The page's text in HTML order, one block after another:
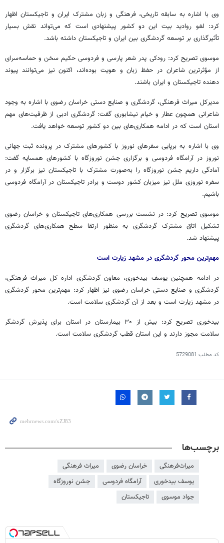
وی با اشاره به سابقه تاریخی، فرهنگی و زبان مشترک ایران و تاجیکستان اظهار
کرد: لغو روادید بیت این دو کشور پیشنهادی است که می‌تواند نقش بسیار
تأثیرگذاری بر توسعه گردشگری بین ایران و تاجیکستان داشته باشد.
موسوی تصریح کرد: رودکی پدر شعر پارسی و فردوسی حکیم سخن و حماسه‌سرای
از مؤثرترین شاعران در حفظ زبان و هویت بوده‌اند، اکنون نیز می‌توانند پیوند
دهنده تاجیکستان و ایران باشند.
مدیرکل میراث فرهنگی، گردشگری و صنایع دستی خراسان رضوی با اشاره به وجود
شاعرانی همچون عطار و خیام نیشابوری گفت: گردشگری ادبی از ظرفیت‌های مهم
استان است که در ادامه همکاری‌های بین دو کشور توسعه خواهد یافت.
وی با اشاره به برپایی سفرهای نوروز با کشورهای مشترک در پرونده ثبت جهانی
نوروز در آرامگاه فردوسی و برگزاری جشن نوروزگاه با کشورهای همسایه گفت:
آمادگی داریم جشن نوروزگاه را به‌صورت مشترک با تاجیکستان نیز برگزار و در
سفره نوروزی ملل نیز میزبان کشور دوست و برادر تاجیکستان در آرامگاه فردوسی
باشیم.
موسوی تصریح کرد: در نشست بررسی همکاری‌های تاجیکستان و خراسان رضوی
تشکیل اتاق مشترک گردشگری به منظور ارتقا سطح همکاری‌های گردشگری
پیشنهاد شد.
مهم‌ترین محور گردشگری در مشهد زیارت است
در ادامه همچنین یوسف بیدخوری، معاون گردشگری اداره کل میراث فرهنگی،
گردشگری و صنایع دستی خراسان رضوی نیز اظهار کرد: مهم‌ترین محور گردشگری
در مشهد زیارت است و بعد از آن گردشگری سلامت است.
بیدخوری
تصریح کرد: بیش از ۳۰ بیمارستان در استان برای پذیرش گردشگر
سلامت مجوز دارند و این استان قطب گردشگری سلامت است.
کد مطلب 5729081
برچسب‌ها
میراث‌فرهنگی خراسان رضوی
میراث فرهنگی
یوسف بیدخوری
آرامگاه فردوسی
جشن نوروزگاه
جواد موسوی
تاجیکستان